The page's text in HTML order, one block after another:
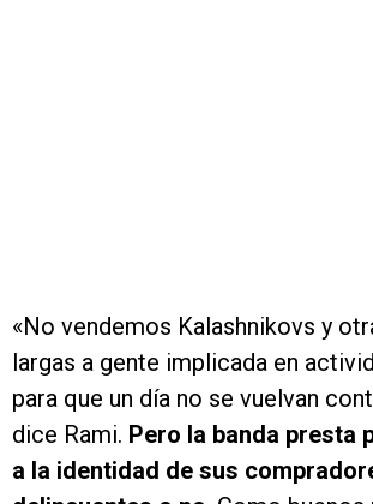
«No vendemos Kalashnikovs y
largas a gente implicada en
para que un día no se vuelvan
dice Rami. Pero la banda presta
a la identidad de sus